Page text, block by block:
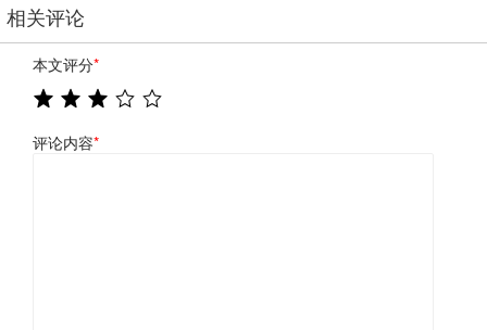
相关评论
本文评分*
评论内容*